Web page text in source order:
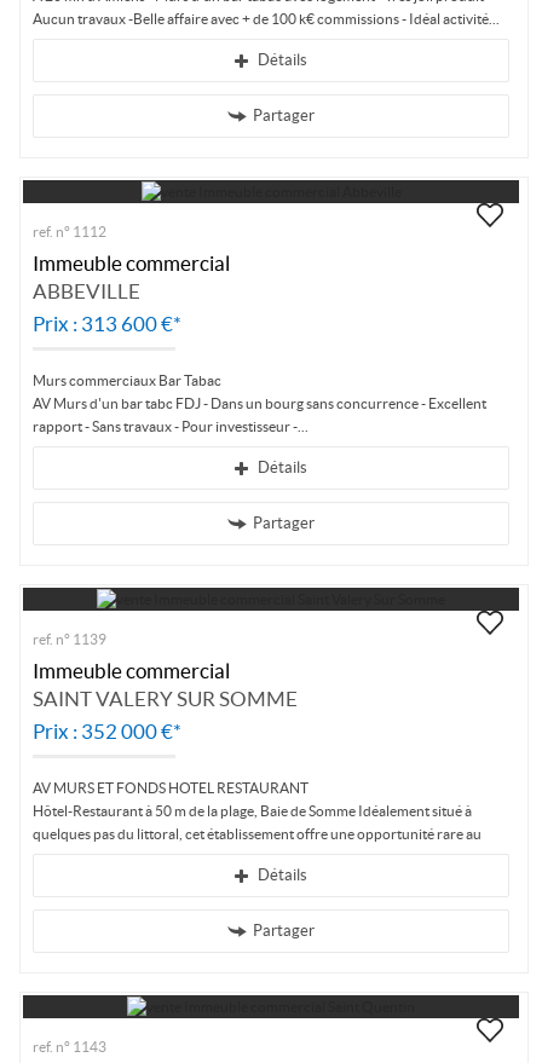
Aucun travaux -Belle affaire avec + de 100 k€ commissions - Idéal activité...
Détails
Partager
ref. n° 1112
Immeuble commercial
ABBEVILLE
Prix : 313 600 €*
Murs commerciaux Bar Tabac
AV Murs d'un bar tabc FDJ - Dans un bourg sans concurrence - Excellent
rapport - Sans travaux - Pour investisseur -
Détails
Partager
ref. n° 1139
Immeuble commercial
SAINT VALERY SUR SOMME
Prix : 352 000 €*
AV MURS ET FONDS HOTEL RESTAURANT
Hôtel-Restaurant à 50 m de la plage, Baie de Somme Idéalement situé à
quelques pas du littoral, cet établissement offre une opportunité rare au
Détails
Partager
ref. n° 1143